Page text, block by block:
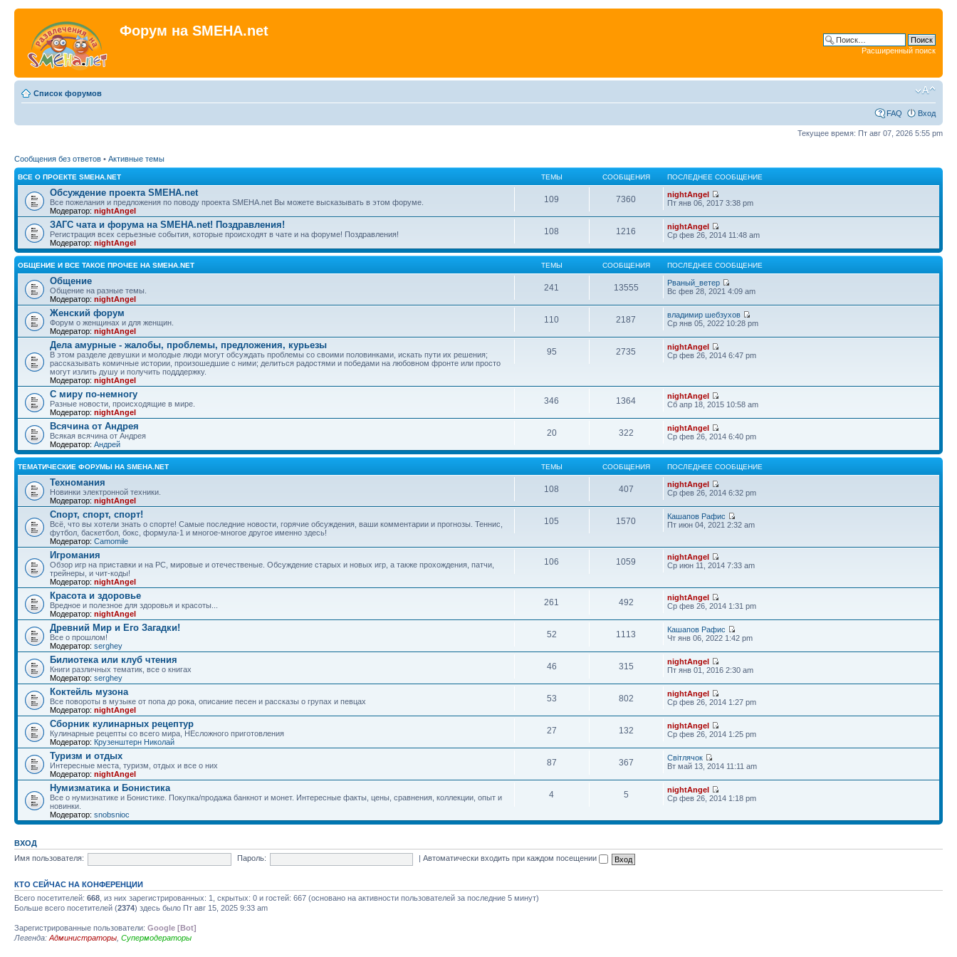
Форум на SMEHA.net
Расширенный поиск
Список форумов
FAQ Вход
Текущее время: Пт авг 07, 2026 5:55 pm
Сообщения без ответов • Активные темы
ВСЕ О ПРОЕКТЕ SMEHA.NET ТЕМЫ СООБЩЕНИЯ ПОСЛЕДНЕЕ СООБЩЕНИЕ
Обсуждение проекта SMEHA.net
Все пожелания и предложения по поводу проекта SMEHA.net Вы можете высказывать в этом форуме.
Модератор: nightAngel
109 7360
nightAngel
Пт янв 06, 2017 3:38 pm
ЗАГС чата и форума на SMEHA.net! Поздравления!
Регистрация всех серьезные события, которые происходят в чате и на форуме! Поздравления!
Модератор: nightAngel
108 1216
nightAngel
Ср фев 26, 2014 11:48 am
ОБЩЕНИЕ И ВСЕ ТАКОЕ ПРОЧЕЕ НА SMEHA.NET ТЕМЫ СООБЩЕНИЯ ПОСЛЕДНЕЕ СООБЩЕНИЕ
Общение
Общение на разные темы.
Модератор: nightAngel
241 13555
Рваный_ветер
Вс фев 28, 2021 4:09 am
Женский форум
Форум о женщинах и для женщин.
Модератор: nightAngel
110 2187
владимир шебзухов
Ср янв 05, 2022 10:28 pm
Дела амурные - жалобы, проблемы, предложения, курьезы
В этом разделе девушки и молодые люди могут обсуждать проблемы со своими половинками, искать пути их решения;
рассказывать комичные истории, произошедшие с ними; делиться радостями и победами на любовном фронте или просто
могут излить душу и получить подддержку.
Модератор: nightAngel
95 2735
nightAngel
Ср фев 26, 2014 6:47 pm
С миру по-немногу
Разные новости, происходящие в мире.
Модератор: nightAngel
346 1364
nightAngel
Сб апр 18, 2015 10:58 am
Всячина от Андрея
Всякая всячина от Андрея
Модератор: Андрей
20 322
nightAngel
Ср фев 26, 2014 6:40 pm
ТЕМАТИЧЕСКИЕ ФОРУМЫ НА SMEHA.NET ТЕМЫ СООБЩЕНИЯ ПОСЛЕДНЕЕ СООБЩЕНИЕ
Техномания
Новинки электронной техники.
Модератор: nightAngel
108 407
nightAngel
Ср фев 26, 2014 6:32 pm
Спорт, спорт, спорт!
Всё, что вы хотели знать о спорте! Самые последние новости, горячие обсуждения, ваши комментарии и прогнозы. Теннис,
футбол, баскетбол, бокс, формула-1 и многое-многое другое именно здесь!
Модератор: Camomile
105 1570
Кашапов Рафис
Пт июн 04, 2021 2:32 am
Игромания
Обзор игр на приставки и на PC, мировые и отечественые. Обсуждение старых и новых игр, а также прохождения, патчи,
трейнеры, и чит-коды!
Модератор: nightAngel
106 1059
nightAngel
Ср июн 11, 2014 7:33 am
Красота и здоровье
Вредное и полезное для здоровья и красоты...
Модератор: nightAngel
261 492
nightAngel
Ср фев 26, 2014 1:31 pm
Древний Мир и Его Загадки!
Все о прошлом!
Модератор: serghey
52 1113
Кашапов Рафис
Чт янв 06, 2022 1:42 pm
Билиотека или клуб чтения
Книги различных тематик, все о книгах
Модератор: serghey
46 315
nightAngel
Пт янв 01, 2016 2:30 am
Коктейль музона
Все повороты в музыке от попа до рока, описание песен и рассказы о групах и певцах
Модератор: nightAngel
53 802
nightAngel
Ср фев 26, 2014 1:27 pm
Сборник кулинарных рецептур
Кулинарные рецепты со всего мира, НЕсложного приготовления
Модератор: Крузенштерн Николай
27 132
nightAngel
Ср фев 26, 2014 1:25 pm
Туризм и отдых
Интересные места, туризм, отдых и все о них
Модератор: nightAngel
87 367
Світлячок
Вт май 13, 2014 11:11 am
Нумизматика и Бонистика
Все о нумизнатике и Бонистике. Покупка/продажа банкнот и монет. Интересные факты, цены, сравнения, коллекции, опыт и
новинки.
Модератор: snobsnioc
4 5
nightAngel
Ср фев 26, 2014 1:18 pm
ВХОД
Имя пользователя:
Пароль: |Автоматически входить при каждом посещении
КТО СЕЙЧАС НА КОНФЕРЕНЦИИ
Всего посетителей: 668 , из них зарегистрированных: 1, скрытых: 0 и гостей: 667 (основано на активности пользователей за последние 5 минут)
Больше всего посетителей (2374) здесь было Пт авг 15, 2025 9:33 am
Зарегистрированные пользователи: Google [Bot]
Легенда: Администраторы Супермодераторы